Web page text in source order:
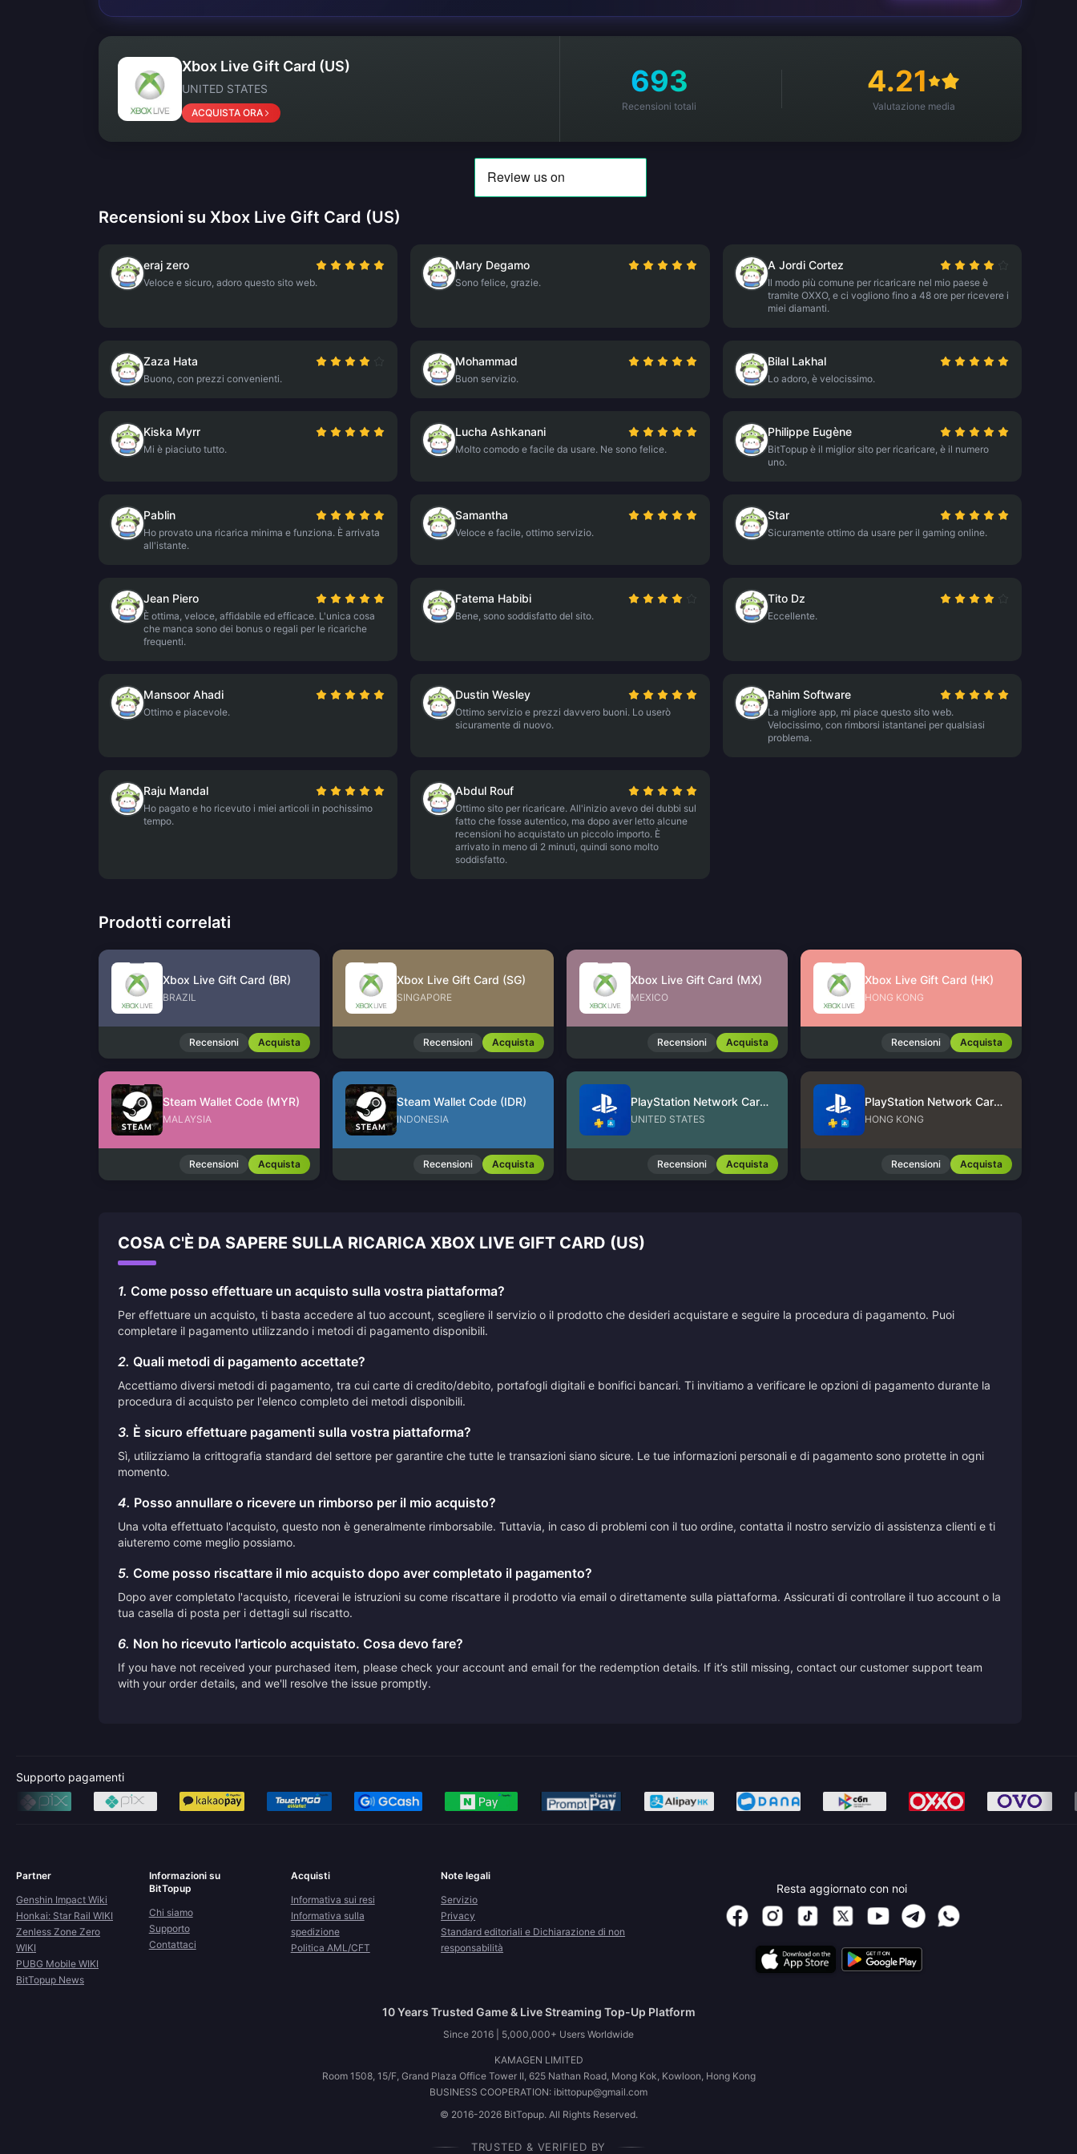
Xbox Live Gift Card (US)
UNITED STATES
ACQUISTA ORA
693
Recensioni totali
4.21
Valutazione media
Recensioni su Xbox Live Gift Card (US)
eraj zero
Veloce e sicuro, adoro questo sito web.
Mary Degamo
Sono felice, grazie.
A Jordi Cortez
Il modo più comune per ricaricare nel mio paese è
tramite OXXO, e ci vogliono fino a 48 ore per ricevere i
miei diamanti.
Zaza Hata
Buono, con prezzi convenienti.
Mohammad
Buon servizio.
Bilal Lakhal
Lo adoro, è velocissimo.
Kiska Myrr
Mi è piaciuto tutto.
Lucha Ashkanani
Molto comodo e facile da usare. Ne sono felice.
Philippe Eugène
BitTopup è il miglior sito per ricaricare, è il numero
uno.
Pablin
Ho provato una ricarica minima e funziona. È arrivata
all'istante.
Samantha
Veloce e facile, ottimo servizio.
Star
Sicuramente ottimo da usare per il gaming online.
Jean Piero
È ottima, veloce, affidabile ed efficace. L'unica cosa
che manca sono dei bonus o regali per le ricariche
frequenti.
Fatema Habibi
Bene, sono soddisfatto del sito.
Tito Dz
Eccellente.
Mansoor Ahadi
Ottimo e piacevole.
Dustin Wesley
Ottimo servizio e prezzi davvero buoni. Lo userò
sicuramente di nuovo.
Rahim Software
La migliore app, mi piace questo sito web.
Velocissimo, con rimborsi istantanei per qualsiasi
problema.
Raju Mandal
Ho pagato e ho ricevuto i miei articoli in pochissimo
tempo.
Abdul Rouf
Ottimo sito per ricaricare. All'inizio avevo dei dubbi sul
fatto che fosse autentico, ma dopo aver letto alcune
recensioni ho acquistato un piccolo importo. È
arrivato in meno di 2 minuti, quindi sono molto
soddisfatto.
Prodotti correlati
Xbox Live Gift Card (BR)
BRAZIL
Recensioni Acquista
Xbox Live Gift Card (SG)
SINGAPORE
Recensioni Acquista
Xbox Live Gift Card (MX)
MEXICO
Recensioni Acquista
Xbox Live Gift Card (HK)
HONG KONG
Recensioni Acquista
Steam Wallet Code (MYR)
MALAYSIA
Recensioni Acquista
Steam Wallet Code (IDR)
INDONESIA
Recensioni Acquista
PlayStation Network Card (US)
UNITED STATES
Recensioni Acquista
PlayStation Network Card (HK)
HONG KONG
Recensioni Acquista
COSA C'È DA SAPERE SULLA RICARICA XBOX LIVE GIFT CARD (US)
1. Come posso effettuare un acquisto sulla vostra piattaforma?
Per effettuare un acquisto, ti basta accedere al tuo account, scegliere il servizio o il prodotto che desideri acquistare e seguire la procedura di pagamento. Puoi
completare il pagamento utilizzando i metodi di pagamento disponibili.
2. Quali metodi di pagamento accettate?
Accettiamo diversi metodi di pagamento, tra cui carte di credito/debito, portafogli digitali e bonifici bancari. Ti invitiamo a verificare le opzioni di pagamento durante la
procedura di acquisto per l'elenco completo dei metodi disponibili.
3. È sicuro effettuare pagamenti sulla vostra piattaforma?
Sì, utilizziamo la crittografia standard del settore per garantire che tutte le transazioni siano sicure. Le tue informazioni personali e di pagamento sono protette in ogni
momento.
4. Posso annullare o ricevere un rimborso per il mio acquisto?
Una volta effettuato l'acquisto, questo non è generalmente rimborsabile. Tuttavia, in caso di problemi con il tuo ordine, contatta il nostro servizio di assistenza clienti e ti
aiuteremo come meglio possiamo.
5. Come posso riscattare il mio acquisto dopo aver completato il pagamento?
Dopo aver completato l'acquisto, riceverai le istruzioni su come riscattare il prodotto via email o direttamente sulla piattaforma. Assicurati di controllare il tuo account o la
tua casella di posta per i dettagli sul riscatto.
6. Non ho ricevuto l'articolo acquistato. Cosa devo fare?
If you have not received your purchased item, please check your account and email for the redemption details. If it’s still missing, contact our customer support team
with your order details, and we'll resolve the issue promptly.
Supporto pagamenti
Partner
Genshin Impact Wiki
Honkai: Star Rail WIKI
Zenless Zone Zero
WIKI
PUBG Mobile WIKI
BitTopup News
Informazioni su
BitTopup
Chi siamo
Supporto
Contattaci
Acquisti
Informativa sui resi
Informativa sulla
spedizione
Politica AML/CFT
Note legali
Servizio
Privacy
Standard editoriali e Dichiarazione di non
responsabilità
Resta aggiornato con noi
10 Years Trusted Game & Live Streaming Top-Up Platform
Since 2016 | 5,000,000+ Users Worldwide
KAMAGEN LIMITED
Room 1508, 15/F, Grand Plaza Office Tower II, 625 Nathan Road, Mong Kok, Kowloon, Hong Kong
BUSINESS COOPERATION: ibittopup@gmail.com
© 2016-2026 BitTopup. All Rights Reserved.
TRUSTED & VERIFIED BY